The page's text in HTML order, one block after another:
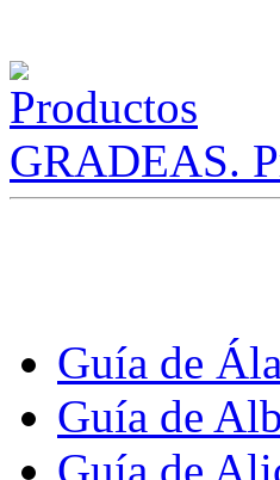
GRADEAS.
Guía de
Guía de
Guía de